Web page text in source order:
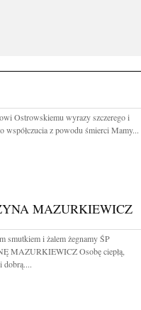
Ostrowskiemu wyrazy szczerego i
współczucia z powodu śmierci Mamy...
MAZURKIEWICZ
smutkiem i żalem żegnamy ŚP
MAZURKIEWICZ Osobę ciepłą,
dobrą....